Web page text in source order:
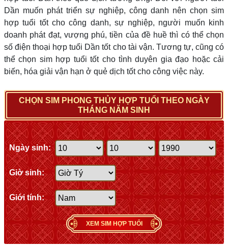
Dần muốn phát triển sự nghiệp, công danh nên chọn sim
hợp tuổi tốt cho công danh, sự nghiệp, người muốn kinh
doanh phát đạt, vượng phú, tiền của đề huề thì có thể chọn
số điện thoại hợp tuổi Dần tốt cho tài vận. Tương tự, cũng có
thể chọn sim hợp tuổi tốt cho tình duyên gia đạo hoặc cải
biến, hóa giải vận hạn ở quẻ dịch tốt cho công việc này.
CHỌN SIM PHONG THỦY HỢP TUỔI THEO NGÀY
THÁNG NĂM SINH
Ngày sinh:
Giờ sinh:
Giới tính:
XEM SIM HỢP TUỔI